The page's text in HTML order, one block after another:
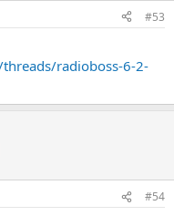
#53
radioboss-6-2-
#54